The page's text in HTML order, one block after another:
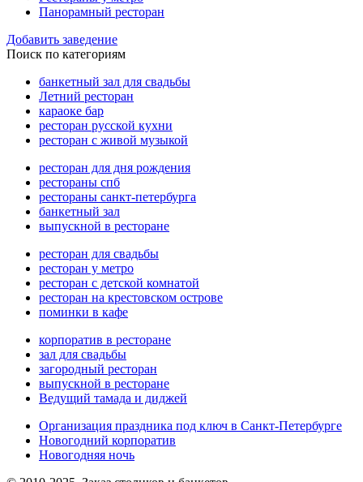
Панорамный ресторан
Добавить заведение
Поиск по категориям
банкетный зал для свадьбы
Летний ресторан
караоке бар
ресторан русской кухни
ресторан с живой музыкой
ресторан для дня рождения
рестораны спб
рестораны санкт-петербурга
банкетный зал
выпускной в ресторане
ресторан для свадьбы
ресторан у метро
ресторан с детской комнатой
ресторан на крестовском острове
поминки в кафе
корпоратив в ресторане
зал для свадьбы
загородный ресторан
выпускной в ресторане
Ведущий тамада и диджей
Организация праздника под ключ в Санкт-Петербурге
Новогодний корпоратив
Новогодняя ночь